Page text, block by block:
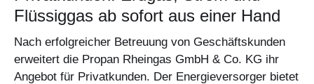
Flüssiggas ab sofort aus einer Hand
Nach erfolgreicher Betreuung von Geschäftskunden
erweitert die Propan Rheingas GmbH & Co. KG ihr
Angebot für Privatkunden. Der Energieversorger bietet